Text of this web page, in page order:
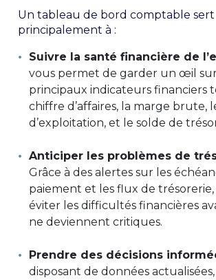
Un tableau de bord comptable sert
principalement à :
Suivre la santé financière de
vous permet de garder un œil
principaux indicateurs financiers
chiffre d’affaires, la marge brute,
d’exploitation, et le solde de
Anticiper les problèmes de
Grâce à des alertes sur les
paiement et les flux de
éviter les difficultés financières
ne deviennent critiques.
Prendre des décisions
disposant de données